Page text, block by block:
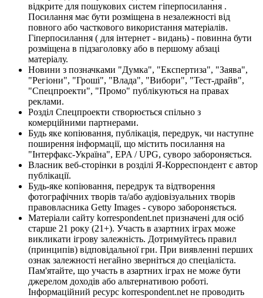
відкрите для пошукових систем гіперпосилання .
Посилання має бути розміщена в незалежності від
повного або часткового використання матеріалів.
Гіперпосилання ( для інтернет - видань) - повинна бути
розміщена в підзаголовку або в першому абзаці
матеріалу.
Новини з позначками "Думка", "Експертиза", "Заява",
"Регіони", "Гроші", "Влада", "Вибори", "Тест-драйв",
"Спецпроекти", "Промо" публікуються на правах
реклами.
Розділ Спецпроекти створюється спільно з
комерційними партнерами.
Будь яке копіювання, публікація, передрук, чи наступне
поширення інформації, що містить посилання на
"Інтерфакс-Україна", EPA / UPG, суворо забороняється.
Власник веб-сторінки в розділі Я-Корреспондент є автор
публікації.
Будь-яке копіювання, передрук та відтворення
фотографічних творів та/або аудіовізуальних творів
правовласника Getty Images - суворо забороняється.
Матеріали сайту korrespondent.net призначені для осіб
старше 21 року (21+). Участь в азартних іграх може
викликати ігрову залежність. Дотримуйтесь правил
(принципів) відповідальної гри. При виявленні перших
ознак залежності негайно зверніться до спеціаліста.
Пам'ятайте, що участь в азартних іграх не може бути
джерелом доходів або альтернативою роботі.
Інформаційний ресурс korrespondent.net не проводить